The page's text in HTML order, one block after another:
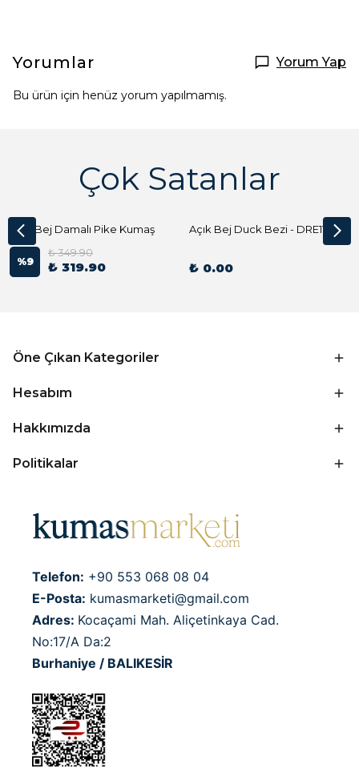
Yorumlar Yorum Yap
Bu ürün için henüz yorum yapılmamış.
Çok Satanlar
Açık Bej Damalı Pike Kumaş
%9
₺ 349.90
₺ 319.90
Açık Bej Duck Bezi - DRE1144 Kumaş Peçete
₺ 0.00
Öne Çıkan Kategoriler
Hesabım
Hakkımızda
Politikalar
Telefon: +90 553 068 08 04
E-Posta: kumasmarketi@gmail.com
Adres: Kocaçami Mah. Aliçetinkaya Cad.
No:17/A Da:2
Burhaniye / BALIKESİR